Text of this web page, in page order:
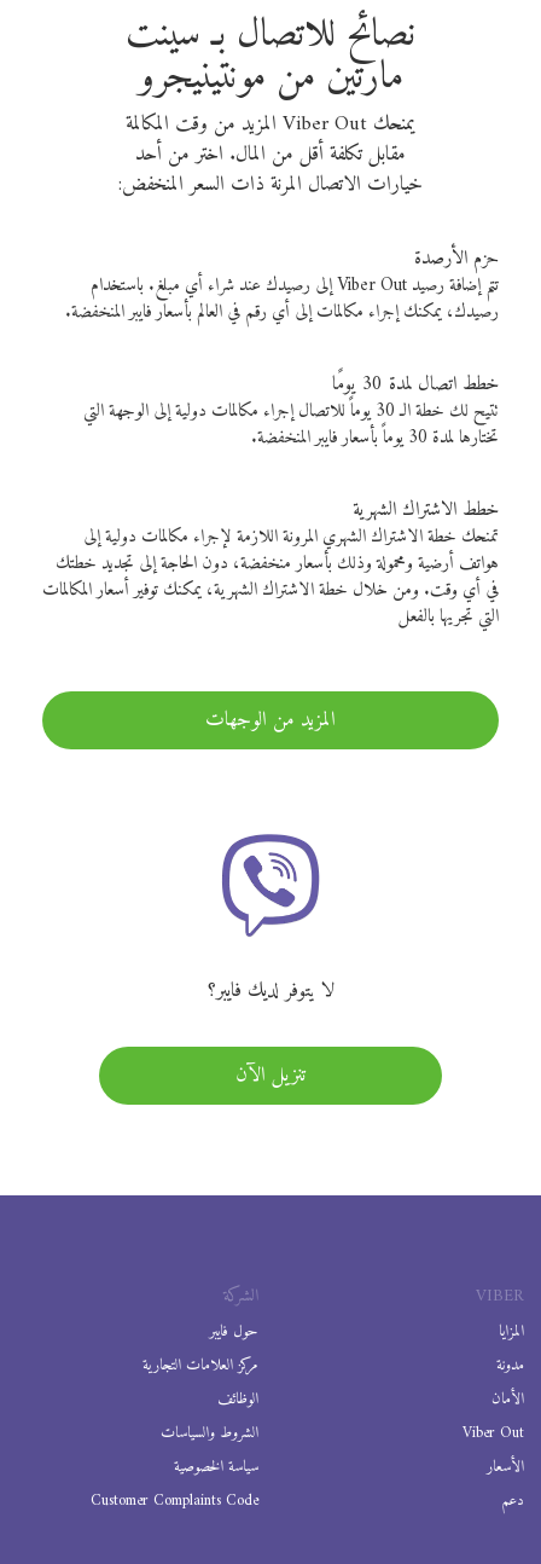
نصائح للاتصال بـ سينت
مارتين من مونتينيجرو
يمنحك Viber Out المزيد من وقت المكالمة
مقابل تكلفة أقل من المال. اختر من أحد
خيارات الاتصال المرنة ذات السعر المنخفض:
حزم الأرصدة
تتم إضافة رصيد Viber Out إلى رصيدك عند شراء أي مبلغ. باستخدام
رصيدك، يمكنك إجراء مكالمات إلى أي رقم في العالم بأسعار فايبر المنخفضة.
خطط اتصال لمدة 30 يومًا
تتيح لك خطة الـ 30 يوماً للاتصال إجراء مكالمات دولية إلى الوجهة التي
تختارها لمدة 30 يوماً بأسعار فايبر المنخفضة.
خطط الاشتراك الشهرية
تمنحك خطة الاشتراك الشهري المرونة اللازمة لإجراء مكالمات دولية إلى
هواتف أرضية ومحمولة وذلك بأسعار منخفضة، دون الحاجة إلى تجديد خطتك
في أي وقت. ومن خلال خطة الاشتراك الشهرية، يمكنك توفير أسعار المكالمات
التي تجريها بالفعل
المزيد من الوجهات
لا يتوفر لديك فايبر؟
تنزيل الآن
VIBER
المزايا
مدونة
الأمان
Viber Out
الأسعار
دعم
الشركة
حول فايبر
مركز العلامات التجارية
الوظائف
الشروط والسياسات
سياسة الخصوصية
Customer Complaints Code